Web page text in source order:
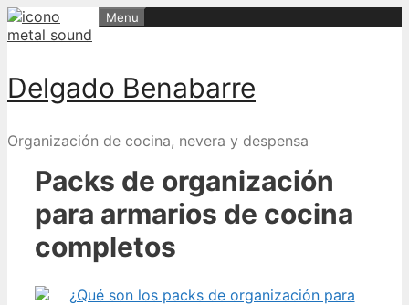
Skip
to
Delgado Benabarre
Organización de cocina, nevera y despensa
Menu
Packs de organización
para armarios de cocina
completos